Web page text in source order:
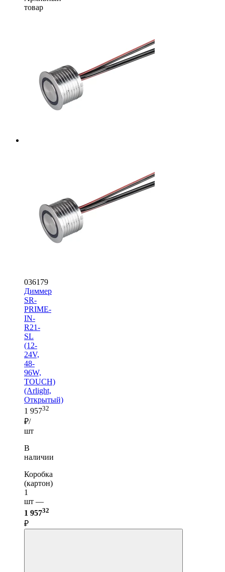
товар
036179
Диммер
SR-
PRIME-
IN-
R21-
SL
(12-
24V,
48-
96W,
TOUCH)
(Arlight,
Открытый)
1 95732
₽/
шт
В
наличии
Коробка
(картон)
1
шт —
1 95732
₽